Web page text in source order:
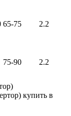
65-75 2.2
75-90 2.2